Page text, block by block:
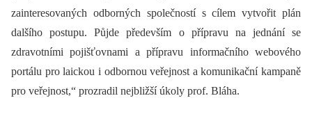
zainteresovaných odborných společností s cílem vytvořit plán
dalšího postupu. Půjde především o přípravu na jednání se
zdravotními pojišťovnami a přípravu informačního webového
portálu pro laickou i odbornou veřejnost a komunikační kampaně
pro veřejnost,“ prozradil nejbližší úkoly prof. Bláha.